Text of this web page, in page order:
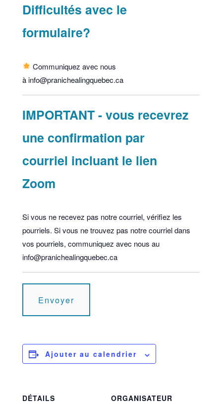
Difficultés avec le
formulaire?
Communiquez avec nous
à info@pranichealingquebec.ca
IMPORTANT - vous recevrez
une confirmation par
courriel incluant le lien
Zoom
Si vous ne recevez pas notre courriel, vérifiez les
pourriels. Si vous ne trouvez pas notre courriel dans
vos pourriels, communiquez avec nous au
info@pranichealingquebec.ca
Ajouter au calendrier
DÉTAILS
ORGANISATEUR